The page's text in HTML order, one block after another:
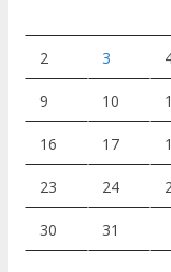
2 3
9 10
16 17
23 24
30 31